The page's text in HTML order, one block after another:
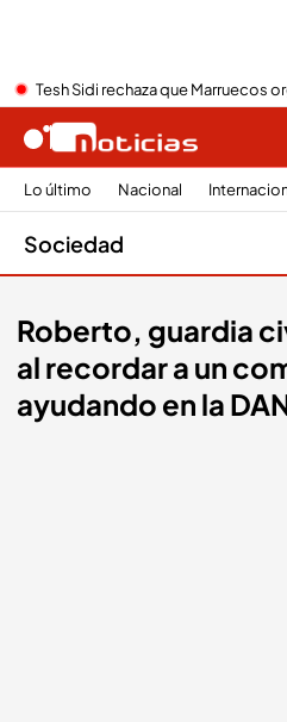
Tesh Sidi rechaza que Marruecos
Lo último Nacional
Sociedad
Roberto, guardia
al recordar a un
ayudando en la